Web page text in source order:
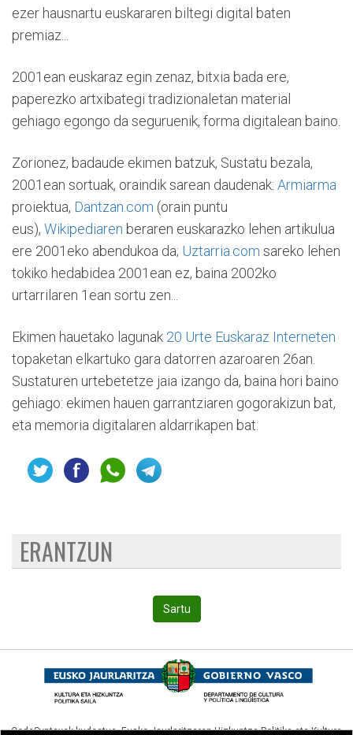
ezer hausnartu euskararen biltegi digital baten
premiaz...
2001ean euskaraz egin zenaz, bitxia bada ere,
paperezko artxibategi tradizionaletan material
gehiago egongo da seguruenik, forma digitalean baino.
Zorionez, badaude ekimen batzuk, Sustatu bezala,
2001ean sortuak, oraindik sarean daudenak: Armiarma
proiektua, Dantzan.com (orain puntu
eus), Wikipediaren beraren euskarazko lehen artikulua
ere 2001eko abendukoa da; Uztarria.com sareko lehen
tokiko hedabidea 2001ean ez, baina 2002ko
urtarrilaren 1ean sortu zen...
Ekimen hauetako lagunak 20 Urte Euskaraz Interneten
topaketan elkartuko gara datorren azaroaren 26an.
Sustaturen urtebetetze jaia izango da, baina hori baino
gehiago: ekimen hauen garrantziaren gogorakizun bat,
eta memoria digitalaren aldarrikapen bat.
ERANTZUN
Sartu
CodeSyntaxek kudeatua,Eusko Jaurlaritzaren Hizkuntza Politika eta Kultura